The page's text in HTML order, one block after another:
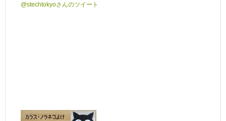
@stechtokyoさんのツイート